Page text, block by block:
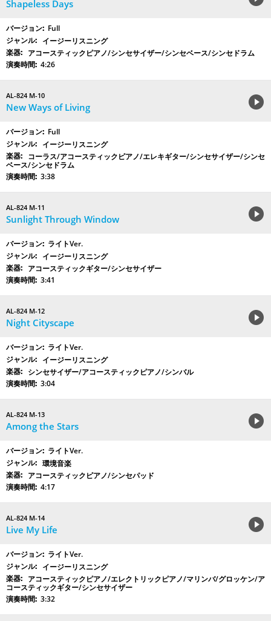
Shapeless Days
Full
イージーリスニング
アコースティックピアノ/シンセサイザー/シンセベース/シンセドラム
4:26
AL-824 M-10
New Ways of Living
Full
イージーリスニング
コーラス/アコースティックピアノ/エレキギター/シンセサイザー/シンセ
ベース/シンセドラム
3:38
AL-824 M-11
Sunlight Through Window
ライトVer.
イージーリスニング
アコースティックギター/シンセサイザー
3:41
AL-824 M-12
Night Cityscape
ライトVer.
イージーリスニング
シンセサイザー/アコースティックピアノ/シンバル
3:04
AL-824 M-13
Among the Stars
ライトVer.
環境音楽
アコースティックピアノ/シンセパッド
4:17
AL-824 M-14
Live My Life
ライトVer.
イージーリスニング
アコースティックピアノ/エレクトリックピアノ/マリンバ/グロッケン/ア
コースティックギター/シンセサイザー
3:32